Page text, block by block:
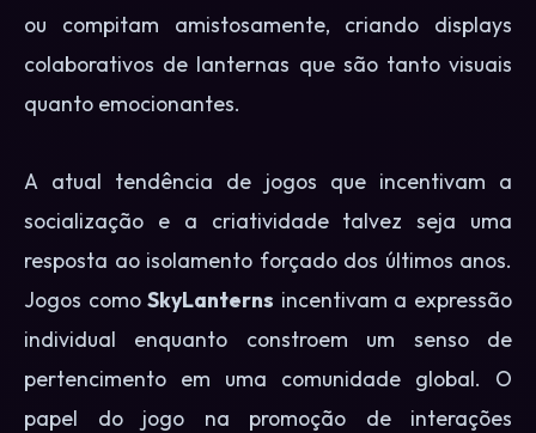
ou compitam amistosamente, criando displays
colaborativos de lanternas que são tanto visuais
quanto emocionantes.
A atual tendência de jogos que incentivam a
socialização e a criatividade talvez seja uma
resposta ao isolamento forçado dos últimos anos.
Jogos comoSkyLanterns incentivam a expressão
individual enquanto constroem um senso de
pertencimento em uma comunidade global. O
papel do jogo na promoção de interações